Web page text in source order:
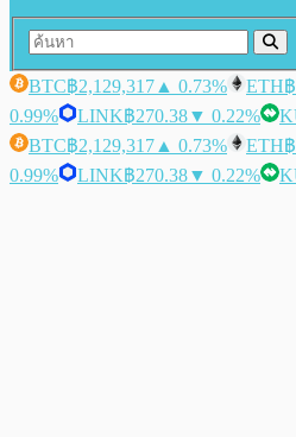
BTC฿2,129,317 ▲ 0.73% ETH
0.99%
LINK฿270.38▼ 0.22%
BTC฿2,129,317 ▲ 0.73% ETH
0.99%
LINK฿270.38▼ 0.22%